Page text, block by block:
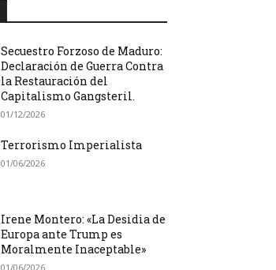
Secuestro Forzoso de Maduro:
Declaración de Guerra Contra
la Restauración del
Capitalismo Gangsteril.
01/12/2026
Terrorismo Imperialista
01/06/2026
Irene Montero: «La Desidia de
Europa ante Trump es
Moralmente Inaceptable»
01/06/2026